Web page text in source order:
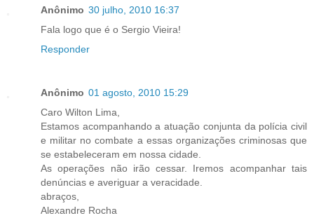
Anônimo 30 julho, 2010 16:37
Fala logo que é o Sergio Vieira!
Responder
Anônimo 01 agosto, 2010 15:29
Caro Wilton Lima,
Estamos acompanhando a atuação conjunta da polícia civil
e militar no combate a essas organizações criminosas que
se estabeleceram em nossa cidade.
As operações não irão cessar. Iremos acompanhar tais
denúncias e averiguar a veracidade.
abraços,
Alexandre Rocha